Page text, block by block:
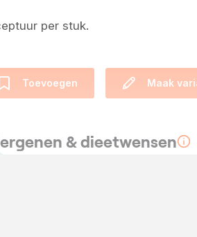
per stuk.
Toevoegen Maak
& dieetwensen